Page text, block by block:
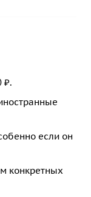
₽.
если он
конкретных